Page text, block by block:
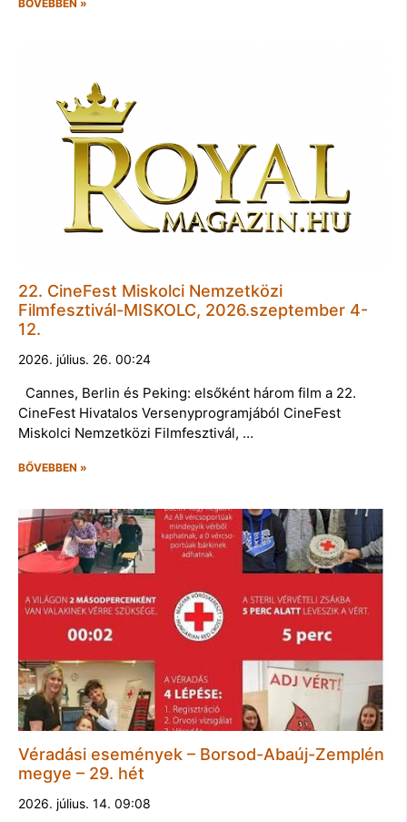
BŐVEBBEN »
22. CineFest Miskolci Nemzetközi
Filmfesztivál-MISKOLC, 2026.szeptember 4-
12.
2026. július. 26. 00:24
Cannes, Berlin és Peking: elsőként három film a 22.
CineFest Hivatalos Versenyprogramjából CineFest
Miskolci Nemzetközi Filmfesztivál, …
BŐVEBBEN »
Véradási események – Borsod-Abaúj-Zemplén
megye – 29. hét
2026. július. 14. 09:08